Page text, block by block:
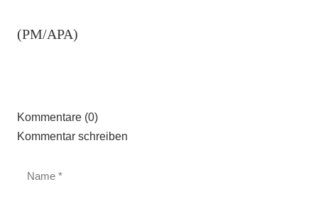
(PM/APA)
Kommentare (0)
Kommentar schreiben